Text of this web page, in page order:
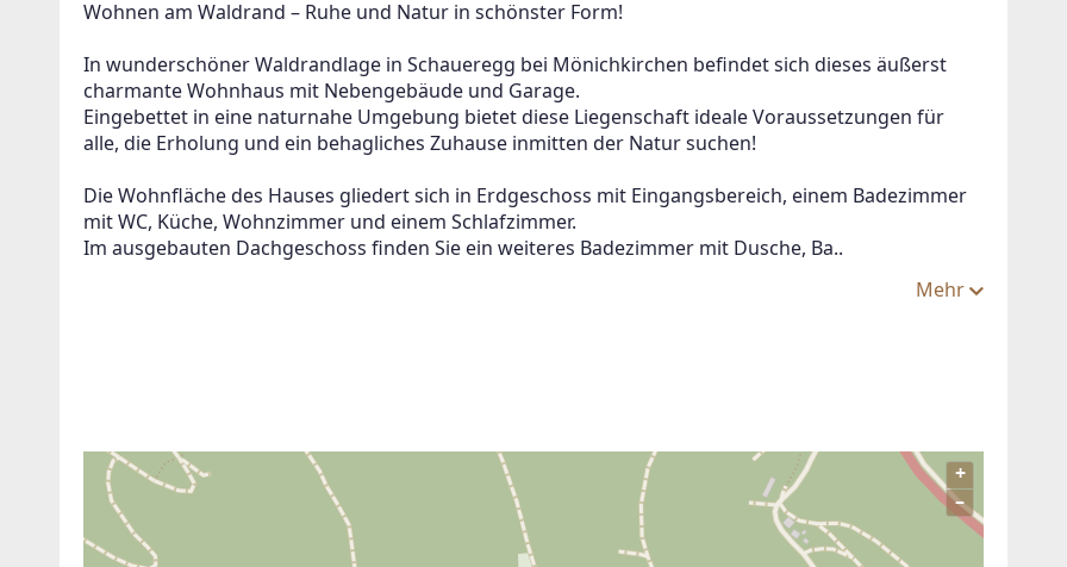
Wohnen am Waldrand – Ruhe und Natur in schönster Form!
In wunderschöner Waldrandlage in Schaueregg bei Mönichkirchen befindet sich dieses äußerst
charmante Wohnhaus mit Nebengebäude und Garage.
Eingebettet in eine naturnahe Umgebung bietet diese Liegenschaft ideale Voraussetzungen für
alle, die Erholung und ein behagliches Zuhause inmitten der Natur suchen!
Die Wohnfläche des Hauses gliedert sich in Erdgeschoss mit Eingangsbereich, einem Badezimmer
mit WC, Küche, Wohnzimmer und einem Schlafzimmer.
Im ausgebauten Dachgeschoss finden Sie ein weiteres Badezimmer mit Dusche, Ba..
Mehr
+
–
ANBIETER KONTAKTIEREN
E-Mail-Adresse und wir informieren Sie, sobald wir ein oder
Angebote haben!
der Verarbeitung meiner Daten, wie in den
beschrieben, zu.
Suchagent anlegen